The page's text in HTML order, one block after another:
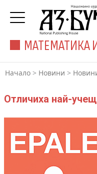
МАТЕМАТИКА
Начало > Новини >
Отличиха най-